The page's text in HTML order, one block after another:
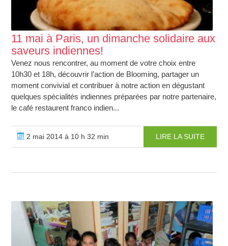
11 mai à Paris, un dimanche solidaire aux
saveurs indiennes!
Venez nous rencontrer, au moment de votre choix entre
10h30 et 18h, découvrir l’action de Blooming, partager un
moment convivial et contribuer à notre action en dégustant
quelques spécialités indiennes préparées par notre partenaire,
le café restaurent franco indien...
2 mai 2014 à 10 h 32 min LIRE LA SUITE